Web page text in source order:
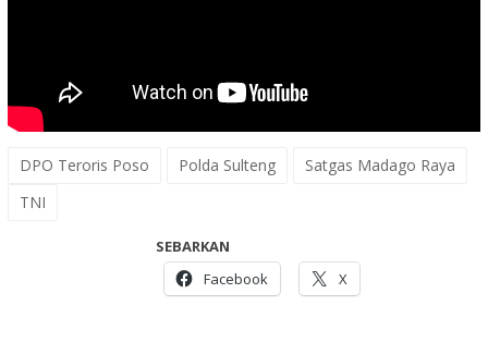
DPO Teroris Poso Polda Sulteng
Satgas Madago Raya
TNI
SEBARKAN
Facebook
X